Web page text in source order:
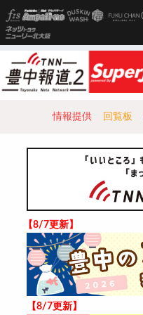
情報提供 回覧板
【8/7更新】
【8/7更新】